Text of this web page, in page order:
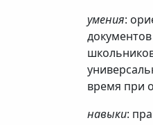
умения:
время при
навыки: